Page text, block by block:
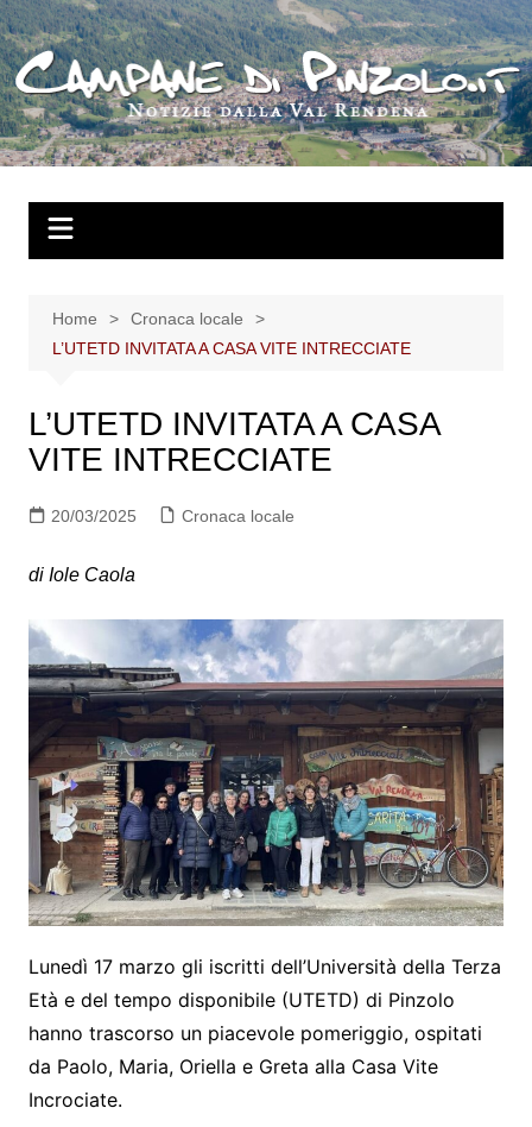
Salta
al
contenuto
Home
Cronaca locale
L’UTETD INVITATA A CASA VITE INTRECCIATE
L’UTETD INVITATA A CASA
VITE INTRECCIATE
20/03/2025 Cronaca locale
di Iole Caola
Lunedì 17 marzo gli iscritti dell’Università della Terza
Età e del tempo disponibile (UTETD) di Pinzolo
hanno trascorso un piacevole pomeriggio, ospitati
da Paolo, Maria, Oriella e Greta alla Casa Vite
Incrociate.